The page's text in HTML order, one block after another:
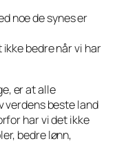
noe de synes er
bedre når vi har
er at alle
verdens beste land
har vi det ikke
bedre lønn,